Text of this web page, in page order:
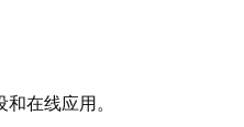
在线应用。